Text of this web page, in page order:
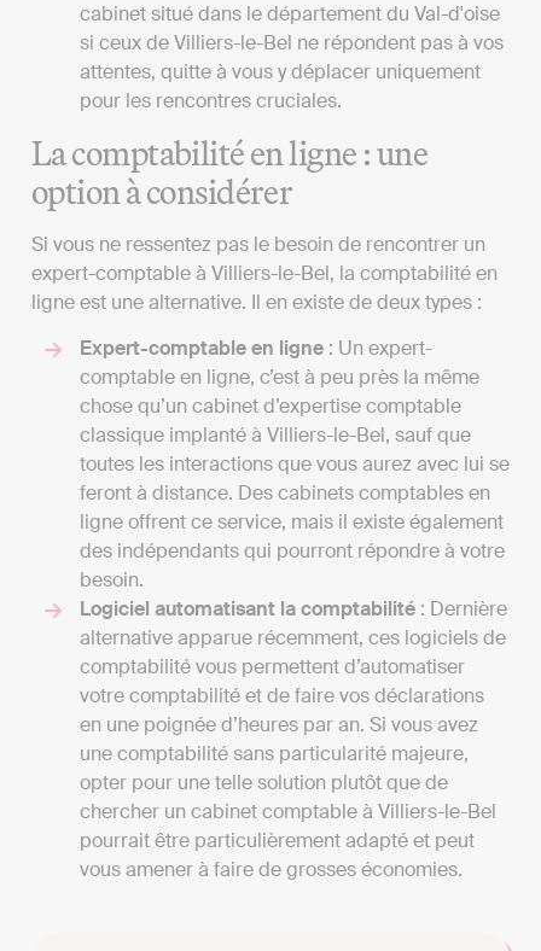
cabinet situé dans le département du Val-d'oise
si ceux de Villiers-le-Bel ne répondent pas à vos
attentes, quitte à vous y déplacer uniquement
pour les rencontres cruciales.
La comptabilité en ligne : une
option à considérer
Si vous ne ressentez pas le besoin de rencontrer un
expert-comptable à Villiers-le-Bel, la comptabilité en
ligne est une alternative. Il en existe de deux types :
Expert-comptable en ligne : Un expert-
comptable en ligne, c’est à peu près la même
chose qu’un cabinet d’expertise comptable
classique implanté à Villiers-le-Bel, sauf que
toutes les interactions que vous aurez avec lui se
feront à distance. Des cabinets comptables en
ligne offrent ce service, mais il existe également
des indépendants qui pourront répondre à votre
besoin.
Logiciel automatisant la comptabilité : Dernière
alternative apparue récemment, ces logiciels de
comptabilité vous permettent d’automatiser
votre comptabilité et de faire vos déclarations
en une poignée d’heures par an. Si vous avez
une comptabilité sans particularité majeure,
opter pour une telle solution plutôt que de
chercher un cabinet comptable à Villiers-le-Bel
pourrait être particulièrement adapté et peut
vous amener à faire de grosses économies.